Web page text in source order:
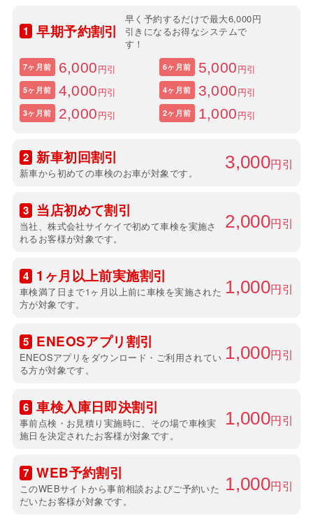
1 早期予約割引
早く予約するだけで最大6,000円
引きになるお得なシステムで
す！
7ヶ月前 6,000円引 6ヶ月前 5,000円引
5ヶ月前 4,000円引 4ヶ月前 3,000円引
3ヶ月前 2,000円引 2ヶ月前 1,000円引
2 新車初回割引
新車から初めての車検のお車が対象です。
3,000円引
3 当店初めて割引
当社、株式会社サイケイで初めて車検を実施さ
れるお客様が対象です。
2,000円引
4 1ヶ月以上前実施割引
車検満了日まで1ヶ月以上前に車検を実施された
方が対象です。
1,000円引
5 ENEOSアプリ割引
ENEOSアプリをダウンロード・ご利用されてい
る方が対象です。
1,000円引
6 車検入庫日即決割引
事前点検・お見積り実施時に、その場で車検実
施日を決定されたお客様が対象です。
1,000円引
7 WEB予約割引
このWEBサイトから事前相談およびご予約いた
だいたお客様が対象です。
1,000円引